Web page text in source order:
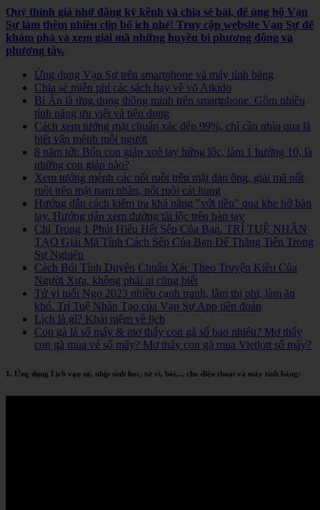
Quý thính giả nhớ đăng ký kênh và chia sẻ bài, để ủng hộ Vạn
Sự làm thêm nhiều clip bổ ích nhé! Truy cập website Vạn Sự để
khám phá và xem giải mã những huyền bí phương đông và
phương tây.
Ứng dụng Vạn Sự trên smartphone và máy tính bảng
Chia sẻ miễn phí các sách hay về võ Aikido
Bí Ẩn là ứng dụng thông minh trên smartphone. Gồm nhiều
tính năng ưu việt và tiện dụng
Cách xem tướng mặt chuẩn xác đến 99%, chỉ cần nhìn qua là
biết vận mệnh mỗi người
8 năm tới: Bốn con giáp xoè tay hứng lộc, làm 1 hưởng 10, là
những con giáp nào?
Xem tướng mệnh các nốt ruồi trên mặt đàn ông, giải mã nốt
ruồi trên mặt nam nhân, nốt ruồi cát hung
Hướng dẫn cách kiểm tra khả năng "vớt tiền" qua khe hở bàn
tay. Hướng dẫn xem đường tài lộc trên bàn tay
Chỉ Trong 1 Phút Hiểu Hết Sếp Của Bạn. TRÍ TUỆ NHÂN
TẠO Giải Mã Tính Cách Sếp Của Bạn Để Thăng Tiến Trong
Sự Nghiệp
Cách Bói Tình Duyên Chuẩn Xác Theo Truyện Kiều Của
Người Xưa, không phải ai cũng biết
Tử vi tuổi Ngọ 2023 nhiều cạnh tranh, lắm thị phi, làm ăn
khó. Trí Tuệ Nhân Tạo của Vạn Sự App tiên đoán
Lịch là gì? Khái niệm về lịch
Con gà là số mấy & mơ thấy con gà số bao nhiêu? Mơ thấy
con gà mua vé số mấy? Mơ thấy con gà mua Vietlott số mấy?
1. Ứng dụng Lịch vạn sự, nhịp sinh học, tử vi, bói,... cho điện thoại và máy tính bảng: